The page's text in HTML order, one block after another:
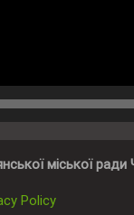
міської ради
Policy